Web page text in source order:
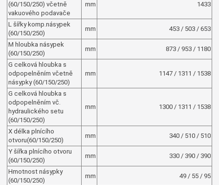
(60/150/250) včetně
vakuového podavače
mm 1433
L šířky komp.násypek
(60/150/250)
mm 453 / 503 / 653
M hloubka násypek
(60/150/250)
mm 873 / 953 / 1180
G celková hloubka s
odpopelněním včetně
násypky (60/150/250)
mm 1147 / 1311 / 1538
G celková hloubka s
odpopelněním vč.
hydraulického setu
(60/150/250)
mm 1300 / 1311 / 1538
X délka plnícího
otvoru(60/150/250)
mm 340 / 510 / 510
Y šířka plnícího otvoru
(60/150/250)
mm 330 / 390 / 390
Hmotnost násypky
(60/150/250)
mm 49 / 55 / 95